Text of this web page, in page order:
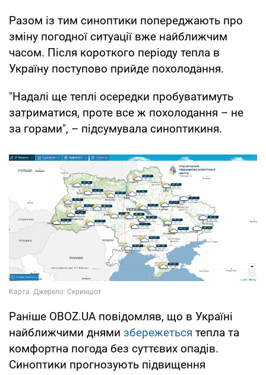
Разом із тим синоптики попереджають про
зміну погодної ситуації вже найближчим
часом. Після короткого періоду тепла в
Україну поступово прийде похолодання.
"Надалі ще теплі осередки пробуватимуть
затриматися, проте все ж похолодання – не
за горами", – підсумувала синоптикиня.
Раніше OBOZ.UA повідомляв, що в Україні
найближчими днями збережеться тепла та
комфортна погода без суттєвих опадів.
Синоптики прогнозують підвищення